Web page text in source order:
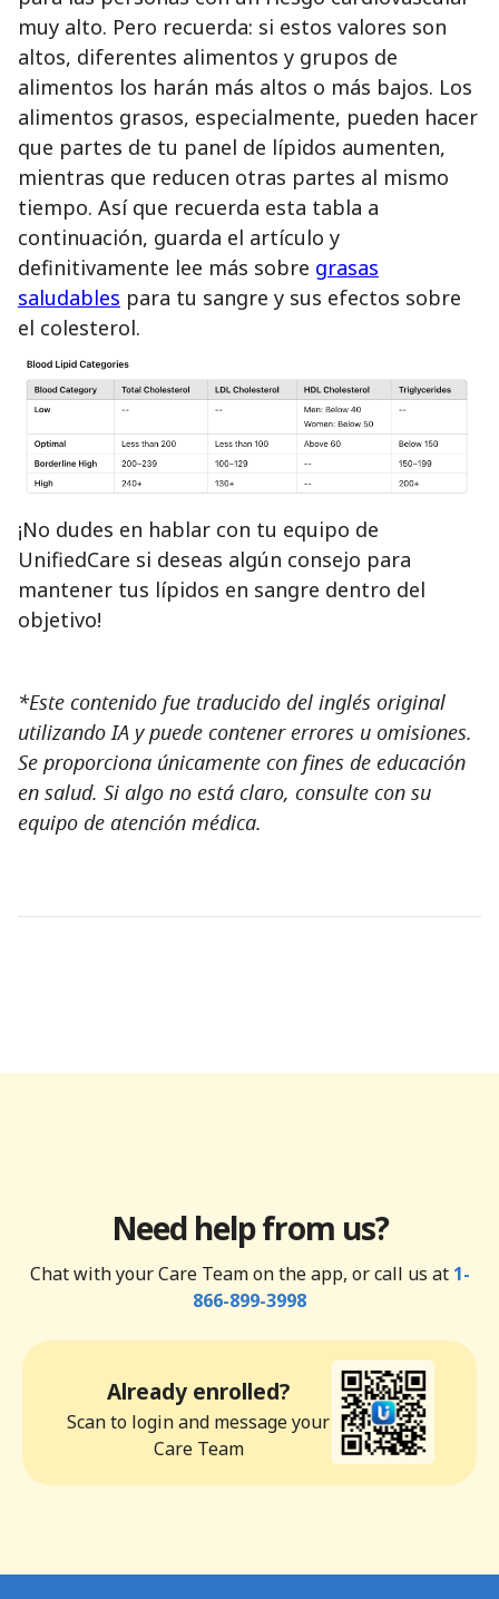
muy alto. Pero recuerda: si estos valores son
altos, diferentes alimentos y grupos de
alimentos los harán más altos o más bajos. Los
alimentos grasos, especialmente, pueden hacer
que partes de tu panel de lípidos aumenten,
mientras que reducen otras partes al mismo
tiempo. Así que recuerda esta tabla a
continuación, guarda el artículo y
definitivamente lee más sobre grasas
saludables para tu sangre y sus efectos sobre
el colesterol.
¡No dudes en hablar con tu equipo de
UnifiedCare si deseas algún consejo para
mantener tus lípidos en sangre dentro del
objetivo!
*Este contenido fue traducido del inglés original
utilizando IA y puede contener errores u omisiones.
Se proporciona únicamente con fines de educación
en salud. Si algo no está claro, consulte con su
equipo de atención médica.
Need help from us?
Chat with your Care Team on the app, or call us at 1-
866-899-3998
Already enrolled?
Scan to login and message your
Care Team